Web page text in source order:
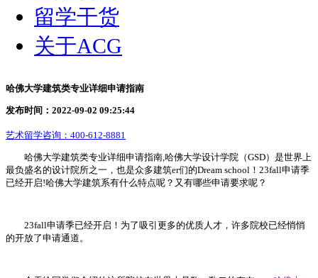
留学干货
关于ACG
哈佛大学建筑类专业详细申请指南
发布时间：2022-09-02 09:25:44
艺术留学咨询： 400-612-8881
哈佛大学建筑类专业详细申请指南,哈佛大学设计学院（GSD）是世界上
最负盛名的设计院所之一，也是众多建筑er们的Dream school！23fall申请季
已经开启!哈佛大学建筑系有什么特点呢？又有哪些申请要求呢？
23fall申请季已经开启！为了吸引更多的优质人才，许多院校已经悄悄
的开放了申请通道。